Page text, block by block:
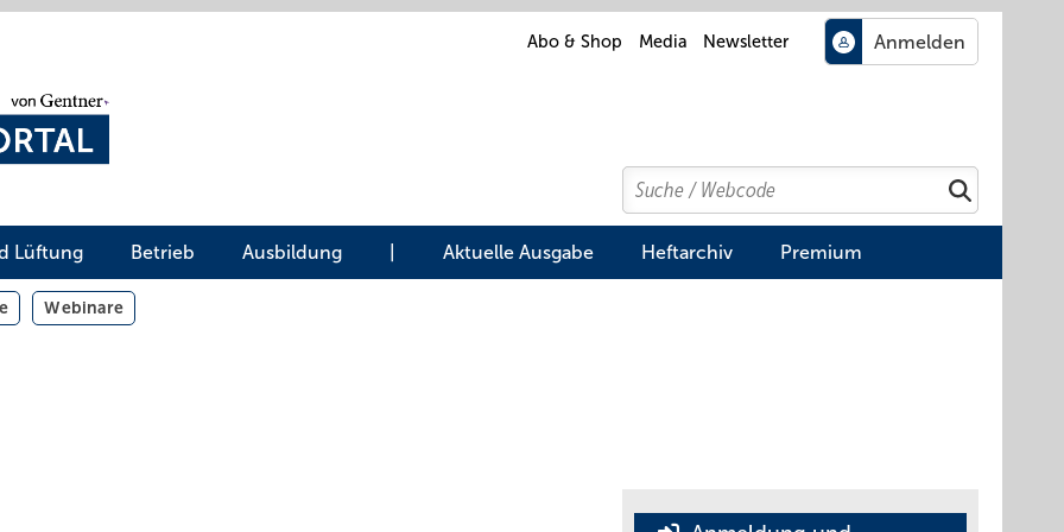
Abo & Shop Media Newsletter
Search
Suchen
Lüftung Betrieb Ausbildung Aktuelle Ausgabe Heftarchiv Premium
Webinare